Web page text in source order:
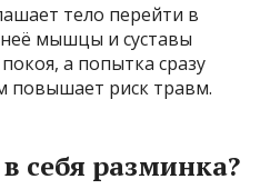
тело перейти в
мышцы и суставы
а попытка сразу
повышает риск травм.
себя разминка?